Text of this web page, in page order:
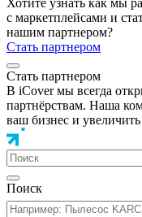
Хотите узнать как мы
с маркетплейсами и
нашим партнером?
Стать партнером
Стать партнером
В iCover мы всегда
партнёрствам. Наша
ваш бизнес и
Поиск